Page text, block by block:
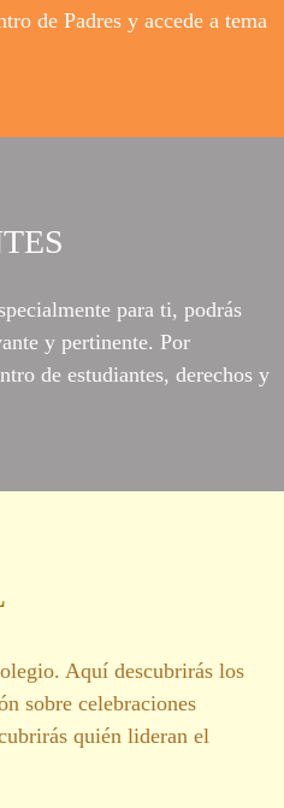
de Padres y accede a tema
para ti, podrás
y pertinente. Por
de estudiantes, derechos y
Aquí descubrirás los
sobre celebraciones
quién lideran el